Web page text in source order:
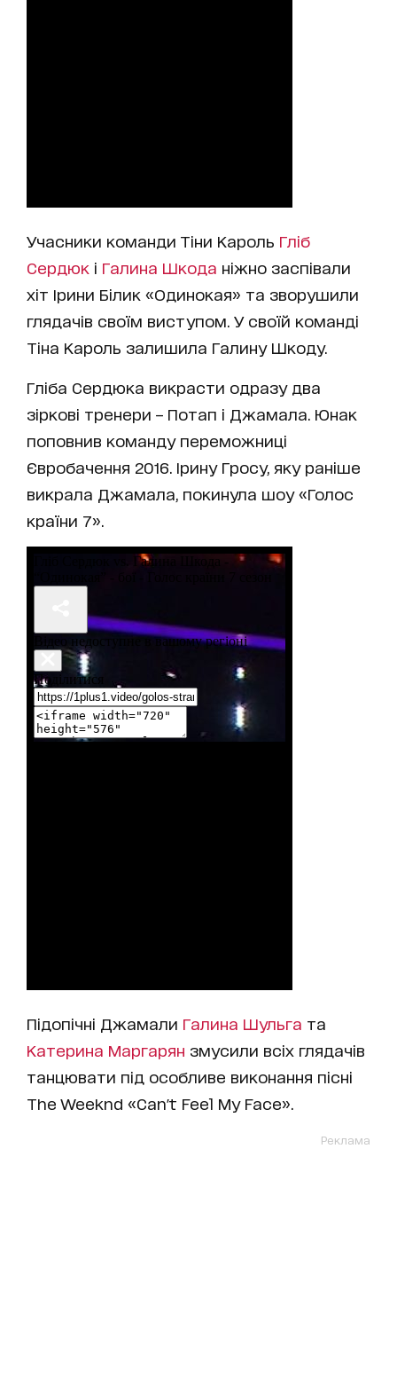
Учасники команди Тіни Кароль Гліб
Сердюк і Галина Шкода ніжно заспівали
хіт Ірини Білик «Одинокая» та зворушили
глядачів своїм виступом. У своїй команді
Тіна Кароль залишила Галину Шкоду.
Гліба Сердюка викрасти одразу два
зіркові тренери – Потап і Джамала. Юнак
поповнив команду переможниці
Євробачення 2016. Ірину Гросу, яку раніше
викрала Джамала, покинула шоу «Голос
країни 7».
Підопічні Джамали Галина Шульга та
Катерина Маргарян змусили всіх глядачів
танцювати під особливе виконання пісні
The Weeknd «Can't Feel My Face».
Реклама